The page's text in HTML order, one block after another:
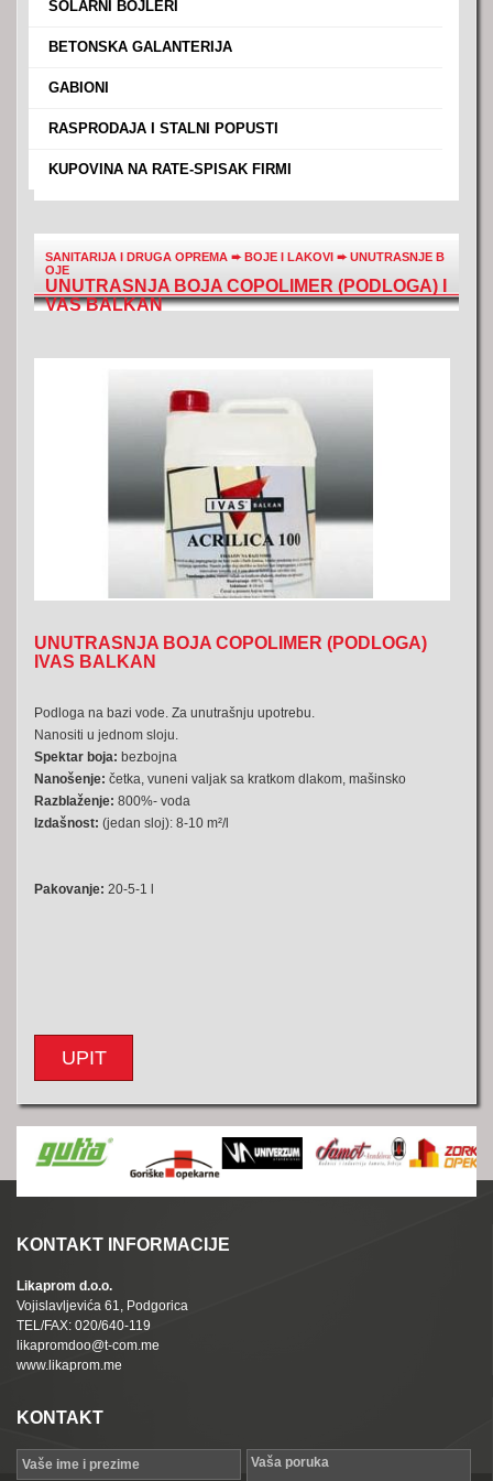
SOLARNI BOJLERI
BETONSKA GALANTERIJA
GABIONI
RASPRODAJA I STALNI POPUSTI
KUPOVINA NA RATE-SPISAK FIRMI
SANITARIJA I DRUGA OPREMA ➨BOJE I LAKOVI ➨UNUTRASNJE B
OJE
UNUTRASNJA BOJA COPOLIMER (PODLOGA) I
VAS BALKAN
UNUTRASNJA BOJA COPOLIMER (PODLOGA)
IVAS BALKAN
Podloga na bazi vode. Za unutrašnju upotrebu.
Nanositi u jednom sloju.
Spektar boja: bezbojna
Nanošenje: četka, vuneni valjak sa kratkom dlakom, mašinsko
Razblaženje: 800%- voda
Izdašnost: (jedan sloj): 8-10 m²/l
Pakovanje: 20-5-1 l
UPIT
KONTAKT INFORMACIJE
Likaprom d.o.o.
Vojislavljevića 61, Podgorica
TEL/FAX: 020/640-119
likapromdoo@t-com.me
www.likaprom.me
KONTAKT